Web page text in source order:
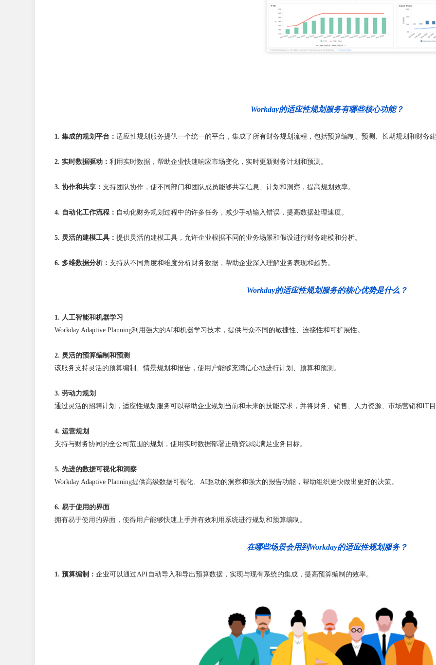
Workday的适应性规划服务有哪些核心功能？
1. 集成的规划平台： 适应性规划服务提供一个统一的平台，集成了所有财务规划流程，包括预算编制、预测、长期规划和财务
2. 实时数据驱动： 利用实时数据，帮助企业快速响应市场变化，实时更新财务计划和预测。
3. 协作和共享： 支持团队协作，使不同部门和团队成员能够共享信息、计划和洞察，提高规划效率。
4. 自动化工作流程： 自动化财务规划过程中的许多任务，减少手动输入错误，提高数据处理速度。
5. 灵活的建模工具： 提供灵活的建模工具，允许企业根据不同的业务场景和假设进行财务建模和分析。
6. 多维数据分析： 支持从不同角度和维度分析财务数据，帮助企业深入理解业务表现和趋势。
Workday的适应性规划服务的核心优势是什么？
1. 人工智能和机器学习
Workday Adaptive Planning利用强大的AI和机器学习技术，提供与众不同的敏捷性、连接性和可扩展性。
2. 灵活的预算编制和预测
该服务支持灵活的预算编制、情景规划和报告，使用户能够充满信心地进行计划、预算和预测。
3. 劳动力规划
通过灵活的招聘计划，适应性规划服务可以帮助企业规划当前和未来的技能需求，并将财务、销售、人力资源、市场营销和IT
4. 运营规划
支持与财务协同的全公司范围的规划，使用实时数据部署正确资源以满足业务目标。
5. 先进的数据可视化和洞察
Workday Adaptive Planning提供高级数据可视化、AI驱动的洞察和强大的报告功能，帮助组织更快做出更好的决策。
6. 易于使用的界面
拥有易于使用的界面，使得用户能够快速上手并有效利用系统进行规划和预算编制。
在哪些场景会用到Workday的适应性规划服务？
1. 预算编制： 企业可以通过API自动导入和导出预算数据，实现与现有系统的集成，提高预算编制的效率。